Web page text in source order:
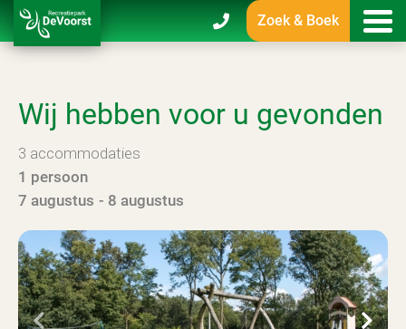
Zoek & Boek
Wij hebben voor u gevonden
3 accommodaties
1 persoon
7 augustus
8 augustus